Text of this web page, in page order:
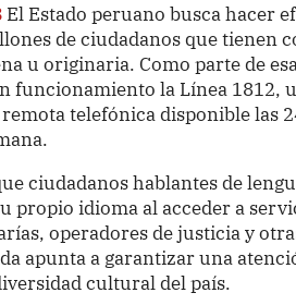
El Estado peruano busca hacer
de ciudadanos que tienen
u originaria. Como parte de
funcionamiento la Línea 1812,
telefónica disponible las
ciudadanos hablantes de
propio idioma al acceder a
operadores de justicia y
apunta a garantizar una
cultural del país.